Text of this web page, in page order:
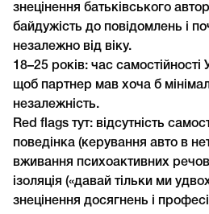
знецінення батьківського
байдужість до повідомлень і
незалежно від віку.
18–25 років: час самостійності
щоб партнер мав хоча б
незалежність.
Red flags тут: відсутність
поведінка (керування авто в
вживання психоактивних
ізоляція («давай тільки ми
знецінення досягнень і